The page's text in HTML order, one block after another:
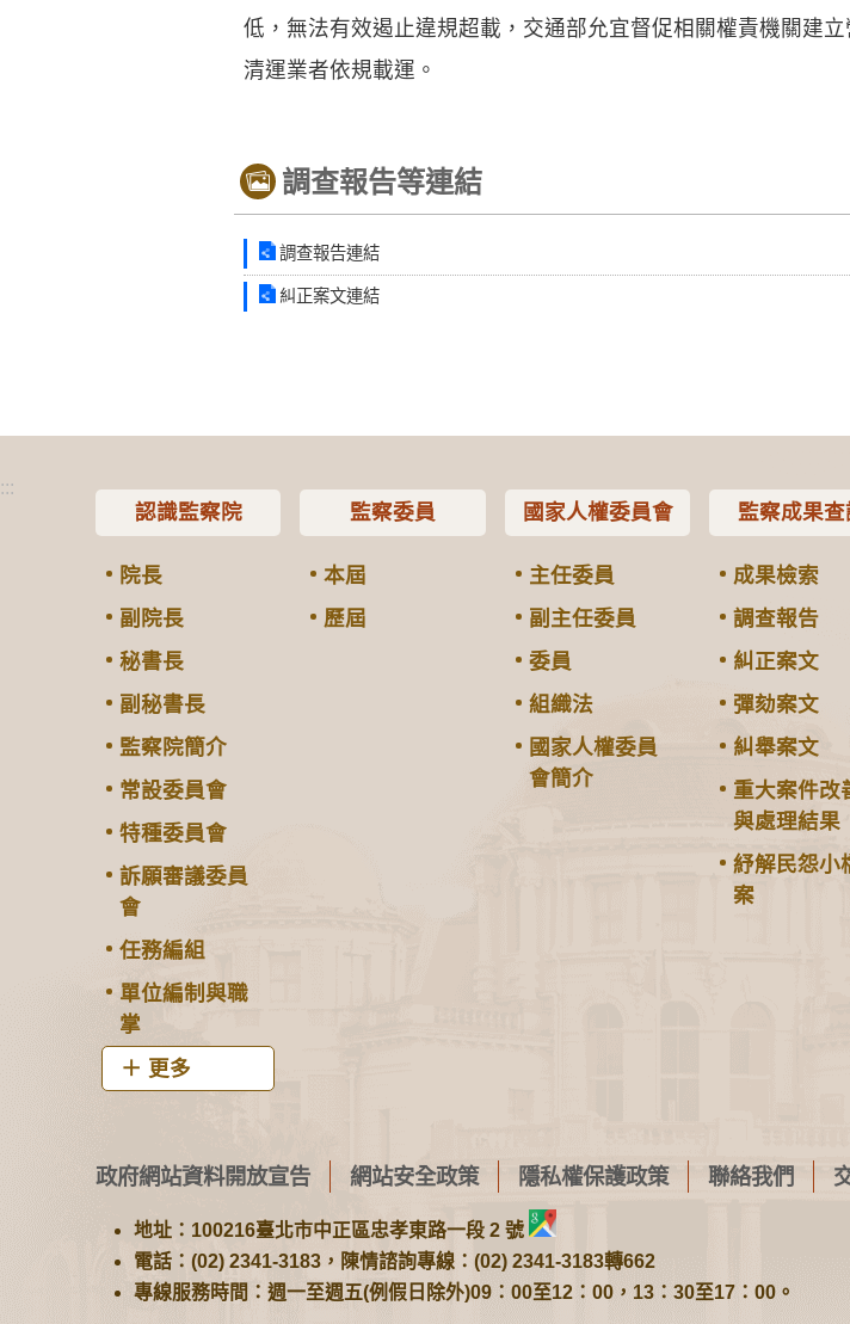
低，無法有效遏止違規超載，交通部允宜督促相關權責機關建
清運業者依規載運。
調查報告等連結
調查報告連結
糾正案文連結
:::
認識監察院
院長
副院長
秘書長
副秘書長
監察院簡介
常設委員會
特種委員會
訴願審議委員
會
任務編組
單位編制與職
掌
更多
監察委員
本屆
歷屆
國家人權委員會
主任委員
副主任委員
委員
組織法
國家人權委員
會簡介
監察成果查
成果檢索
調查報告
糾正案文
彈劾案文
糾舉案文
重大案件改
與處理結果
紓解民怨小
案
政府網站資料開放宣告 網站安全政策 隱私權保護政策 聯絡我們
地址：100216臺北市中正區忠孝東路一段 2 號
電話：(02) 2341-3183，陳情諮詢專線：(02) 2341-3183轉662
專線服務時間：週一至週五(例假日除外)09：00至12：00，13：30至17：00。